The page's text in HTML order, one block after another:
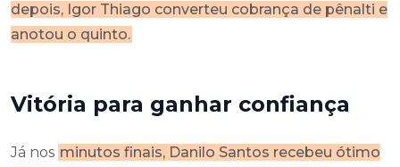
depois, Igor Thiago converteu cobrança de pênalti e
anotou o quinto.
Vitória para ganhar confiança
Já nos minutos finais, Danilo Santos recebeu ótimo